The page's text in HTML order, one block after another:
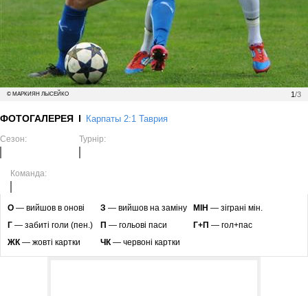
1/3
© МАРКИЯН ЛЫСЕЙКО
ФОТОГАЛЕРЕЯ Карпаты 2:1 Таврия
Сезон: Турнір:
Команда:
O — вийшов в онові З — вийшов на заміну МІН — зіграні мін.
Г — забиті голи (пен.) П — гольові паси Г+П — гол+пас
ЖК— жовті картки ЧК— червоні картки